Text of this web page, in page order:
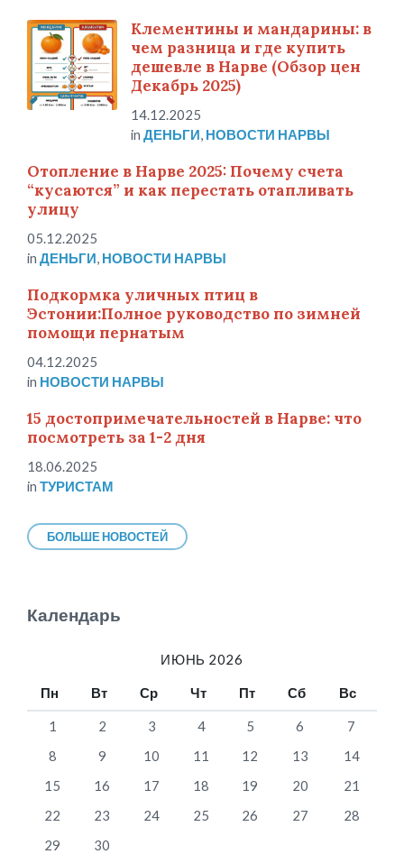
Клементины и мандарины: в
чем разница и где купить
дешевле в Нарве (Обзор цен
Декабрь 2025)
14.12.2025
in ДЕНЬГИ НОВОСТИ НАРВЫ
Отопление в Нарве 2025: Почему счета
“кусаются” и как перестать отапливать
улицу
05.12.2025
in ДЕНЬГИ НОВОСТИ НАРВЫ
Подкормка уличных птиц в
Эстонии:Полное руководство по зимней
помощи пернатым
04.12.2025
in НОВОСТИ НАРВЫ
15 достопримечательностей в Нарве: что
посмотреть за 1-2 дня
18.06.2025
in ТУРИСТАМ
БОЛЬШЕ НОВОСТЕЙ
Календарь
ИЮНЬ 2026
Пн Вт Ср Чт Пт Сб Вс
1 2 3 4 5 6
7
8
9 10 11 12 13
14
15
16 17 18 19 20
21
22
23 24 25 26 27
28
29
30